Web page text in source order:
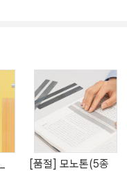
[품절] 모노톤(5종